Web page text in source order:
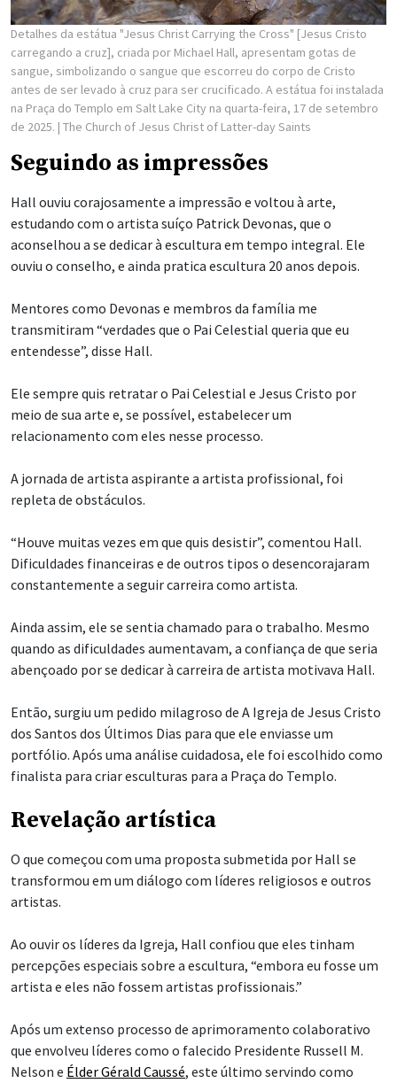
Detalhes da estátua "Jesus Christ Carrying the Cross" [Jesus Cristo
carregando a cruz], criada por Michael Hall, apresentam gotas de
sangue, simbolizando o sangue que escorreu do corpo de Cristo
antes de ser levado à cruz para ser crucificado. A estátua foi instalada
na Praça do Templo em Salt Lake City na quarta-feira, 17 de setembro
de 2025. | The Church of Jesus Christ of Latter-day Saints
Seguindo as impressões
Hall ouviu corajosamente a impressão e voltou à arte,
estudando com o artista suíço Patrick Devonas, que o
aconselhou a se dedicar à escultura em tempo integral. Ele
ouviu o conselho, e ainda pratica escultura 20 anos depois.
Mentores como Devonas e membros da família me
transmitiram “verdades que o Pai Celestial queria que eu
entendesse”, disse Hall.
Ele sempre quis retratar o Pai Celestial e Jesus Cristo por
meio de sua arte e, se possível, estabelecer um
relacionamento com eles nesse processo.
A jornada de artista aspirante a artista profissional, foi
repleta de obstáculos.
“Houve muitas vezes em que quis desistir”, comentou Hall.
Dificuldades financeiras e de outros tipos o desencorajaram
constantemente a seguir carreira como artista.
Ainda assim, ele se sentia chamado para o trabalho. Mesmo
quando as dificuldades aumentavam, a confiança de que seria
abençoado por se dedicar à carreira de artista motivava Hall.
Então, surgiu um pedido milagroso de A Igreja de Jesus Cristo
dos Santos dos Últimos Dias para que ele enviasse um
portfólio. Após uma análise cuidadosa, ele foi escolhido como
finalista para criar esculturas para a Praça do Templo.
Revelação artística
O que começou com uma proposta submetida por Hall se
transformou em um diálogo com líderes religiosos e outros
artistas.
Ao ouvir os líderes da Igreja, Hall confiou que eles tinham
percepções especiais sobre a escultura, “embora eu fosse um
artista e eles não fossem artistas profissionais.”
Após um extenso processo de aprimoramento colaborativo
que envolveu líderes como o falecido Presidente Russell M.
Nelson e Élder Gérald Caussé, este último servindo como